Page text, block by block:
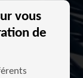
vous
de